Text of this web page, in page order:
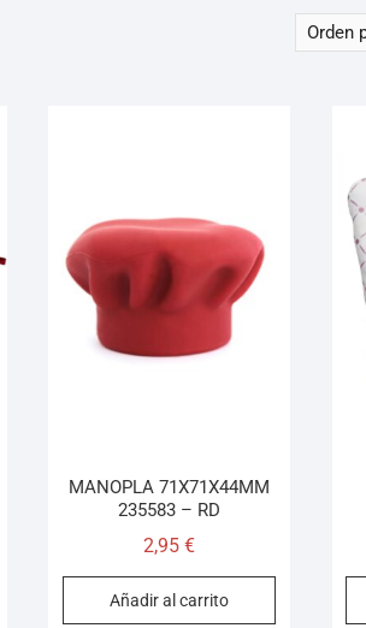
MANOPLA 71X71X44MM
235583 – RD
2,95€
Añadir al carrito